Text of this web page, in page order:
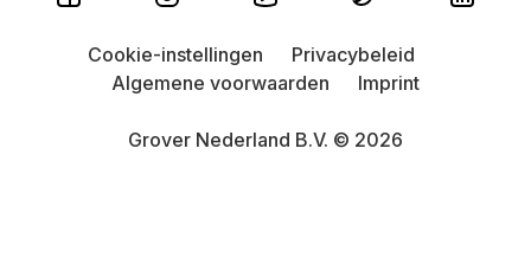
Grover Nederland B.V. © 2026
Cookie-instellingen
Privacybeleid
Algemene voorwaarden
Imprint